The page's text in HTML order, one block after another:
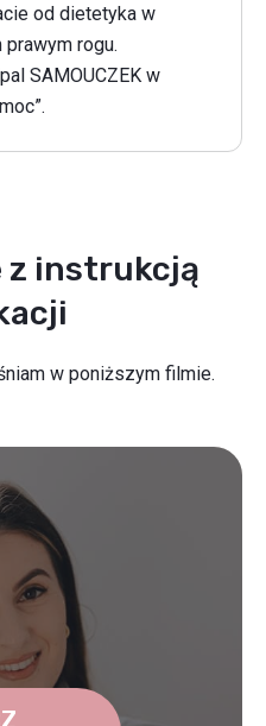
od dietetyka w
prawym rogu.
SAMOUCZEK w
z instrukcją
w poniższym filmie.